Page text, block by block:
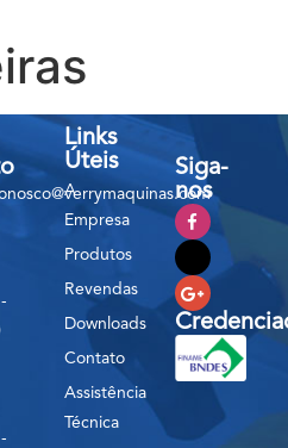
Links
Úteis
A
Empresa
Produtos
Revendas
Downloads
Contato
Assistência
Técnica
Siga-
nos